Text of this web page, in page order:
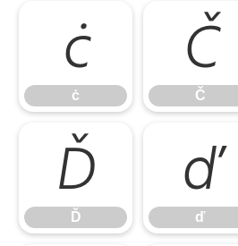
ċ
ċ
Č
Č
Ď
Ď
ď
ď